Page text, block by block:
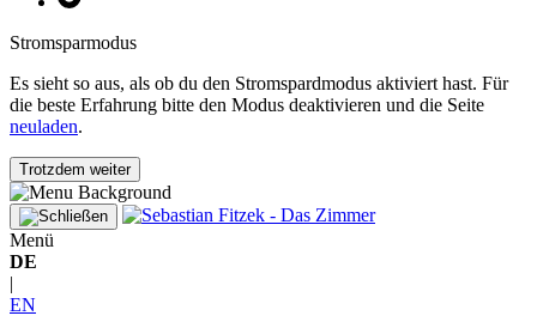
Stromsparmodus
Es sieht so aus, als ob du den Stromspardmodus aktiviert hast. Für
die beste Erfahrung bitte den Modus deaktivieren und die Seite
neuladen.
Trotzdem weiter
Menü
DE
|
EN